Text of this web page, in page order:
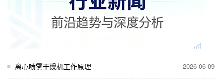
离心喷雾干燥机工作原理 2026-06-09